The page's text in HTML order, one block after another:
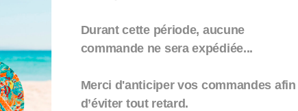
Durant cette période, aucune
commande ne sera expédiée...
Merci d'anticiper vos commandes afin
d’éviter tout retard.